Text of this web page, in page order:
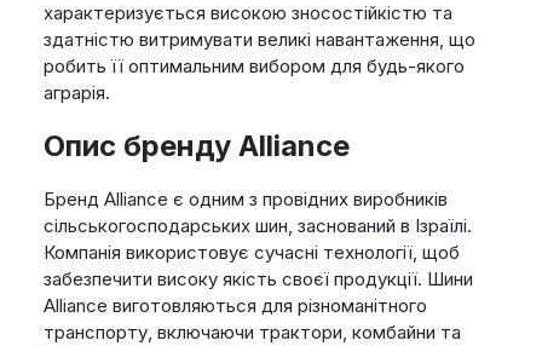
характеризується високою зносостійкістю та
здатністю витримувати великі навантаження, що
робить її оптимальним вибором для будь-якого
аграрія.
Опис бренду Alliance
Бренд Alliance є одним з провідних виробників
сільськогосподарських шин, заснований в Ізраїлі.
Компанія використовує сучасні технології, щоб
забезпечити високу якість своєї продукції. Шини
Alliance виготовляються для різноманітного
транспорту, включаючи трактори, комбайни та